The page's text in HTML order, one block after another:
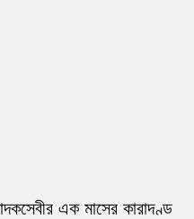
এক মাসের কারাদণ্ড